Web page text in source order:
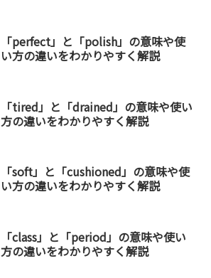
「perfect」と「polish」の意味や使
い方の違いをわかりやすく解説
「tired」と「drained」の意味や使い
方の違いをわかりやすく解説
「soft」と「cushioned」の意味や使
い方の違いをわかりやすく解説
「class」と「period」の意味や使い
方の違いをわかりやすく解説